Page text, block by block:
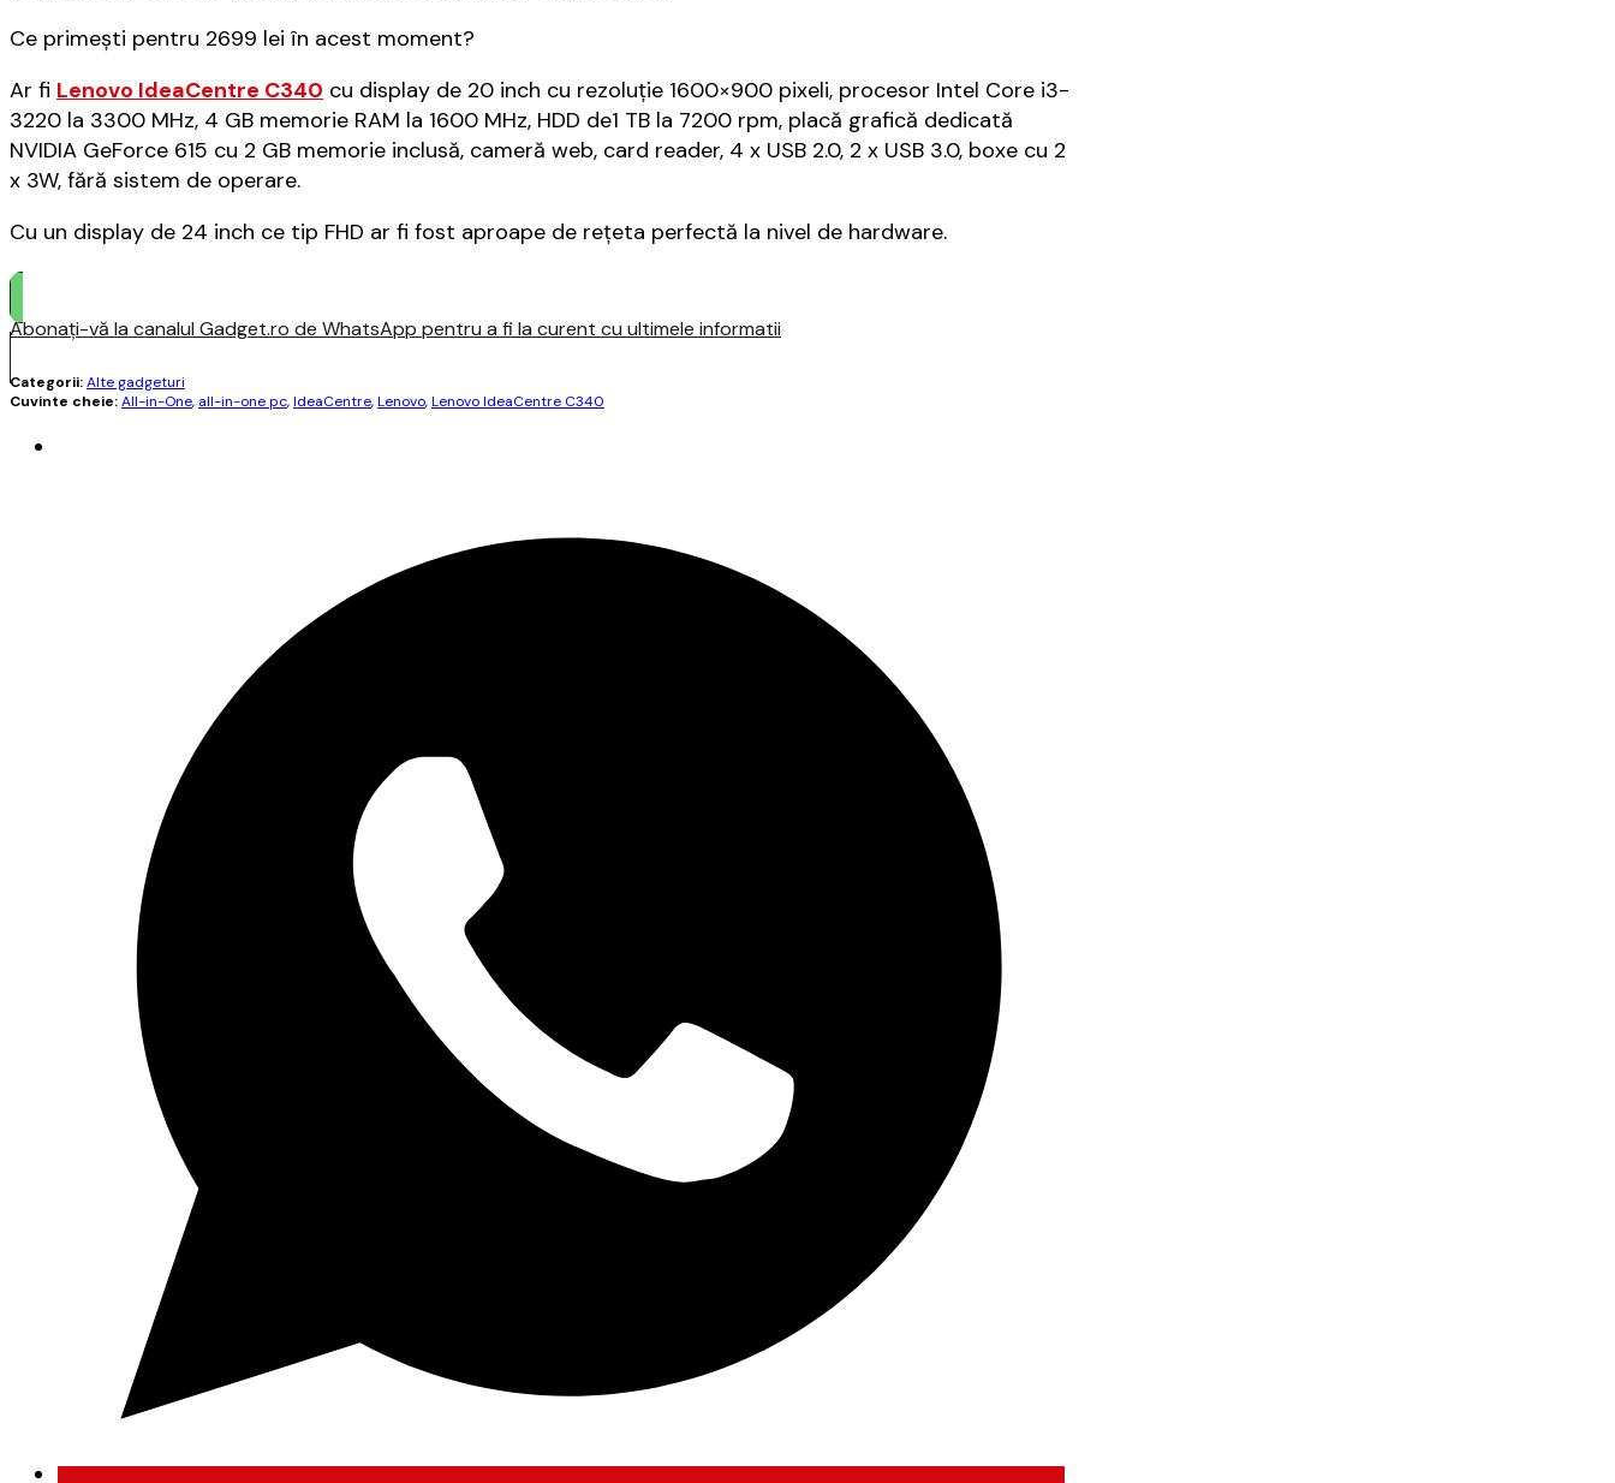
Ce primești pentru 2699 lei în acest moment?
Ar fi Lenovo IdeaCentre C340 cu display de 20 inch cu rezoluție 1600×900 pixeli, procesor Intel Core i3-
3220 la 3300 MHz, 4 GB memorie RAM la 1600 MHz, HDD de1 TB la 7200 rpm, placă grafică dedicată
NVIDIA GeForce 615 cu 2 GB memorie inclusă, cameră web, card reader, 4 x USB 2.0, 2 x USB 3.0, boxe cu 2
x 3W, fără sistem de operare.
Cu un display de 24 inch ce tip FHD ar fi fost aproape de rețeta perfectă la nivel de hardware.
Abonați-vă la canalul Gadget.ro de WhatsApp pentru a fi la curent cu ultimele informatii
Categorii:Alte gadgeturi
Cuvinte cheie:All-in-One, all-in-one pc,IdeaCentre,Lenovo,Lenovo IdeaCentre C340